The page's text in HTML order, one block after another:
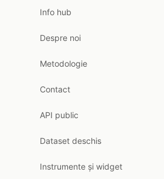
Info hub
Despre noi
Metodologie
Contact
API public
Dataset deschis
Instrumente și widget